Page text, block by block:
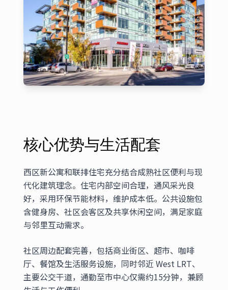
核心优势与生活配套
西区新公寓和联排住宅充分结合成熟社区便利与现
代化建筑理念。住宅内部空间合理，通风采光良
好，采用环保节能材料，维护成本低。公共设施包
含健身房、社区会客区及共享休闲空间，满足家庭
与邻里互动需求。
社区周边配套完善，包括商业街区、超市、咖啡
厅、餐馆及生活服务设施，同时邻近 West LRT、
主要公交干道，通勤至市中心仅需约15分钟，兼顾